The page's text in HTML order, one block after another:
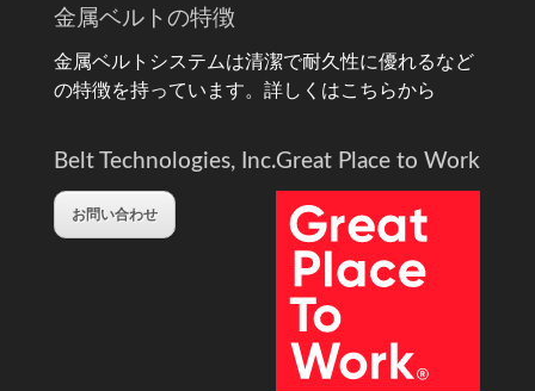
金属ベルトの特徴
金属ベルトシステムは清潔で耐久性に優れるなど
の特徴を持っています。 詳しくはこちらから
Belt Technologies, Inc.
お問い合わせ
Great Place to Work